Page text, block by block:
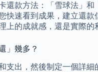
還款方法：「雪球法」
快速看到成果，建立還
上的成就感，還是實際
」幾多？
支出，然後制定一個詳